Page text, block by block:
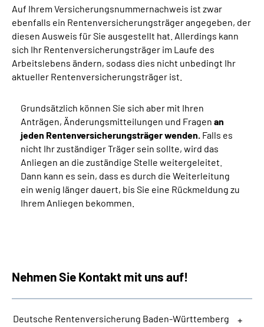
Auf Ihrem Versicherungsnummernachweis ist zwar
ebenfalls ein Rentenversicherungsträger angegeben, der
diesen Ausweis für Sie ausgestellt hat. Allerdings kann
sich Ihr Rentenversicherungsträger im Laufe des
Arbeitslebens ändern, sodass dies nicht unbedingt Ihr
aktueller Rentenversicherungsträger ist.
Grundsätzlich können Sie sich aber mit Ihren
Anträgen, Änderungsmitteilungen und Fragen an
jeden Rentenversicherungsträger wenden. Falls es
nicht Ihr zuständiger Träger sein sollte, wird das
Anliegen an die zuständige Stelle weitergeleitet.
Dann kann es sein, dass es durch die Weiterleitung
ein wenig länger dauert, bis Sie eine Rückmeldung zu
Ihrem Anliegen bekommen.
Nehmen Sie Kontakt mit uns auf!
Deutsche Rentenversicherung Baden-Württemberg